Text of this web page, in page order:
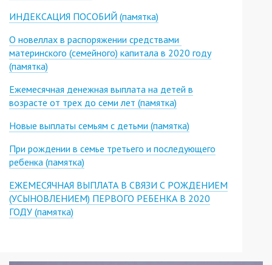
ИНДЕКСАЦИЯ ПОСОБИЙ (памятка)
О новеллах в распоряжении средствами
материнского (семейного) капитала в 2020 году
(памятка)
Ежемесячная денежная выплата на детей в
возрасте от трех до семи лет (памятка)
Новые выплаты семьям с детьми (памятка)
При рождении в семье третьего и последующего
ребенка (памятка)
ЕЖЕМЕСЯЧНАЯ ВЫПЛАТА В СВЯЗИ С РОЖДЕНИЕМ
(УСЫНОВЛЕНИЕМ) ПЕРВОГО РЕБЕНКА В 2020
ГОДУ (памятка)